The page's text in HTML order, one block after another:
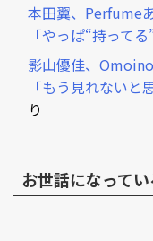
本田翼、Perfume
「やっぱ“持って
影山優佳、
「もう見れないと
り
お世話になって